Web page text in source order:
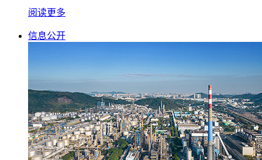
阅读更多
信息公开